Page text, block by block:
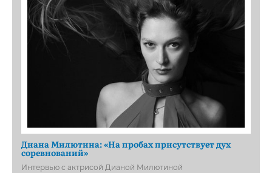
Диана Милютина: «На пробах присутствует дух
соревнований»
Интервью с актрисой Дианой Милютиной